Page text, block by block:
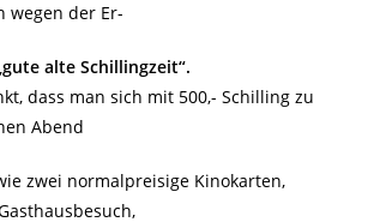
wegen der Er-
alte Schillingzeit“.
dass man sich mit 500,- Schilling zu
Abend
zwei normalpreisige Kinokarten,